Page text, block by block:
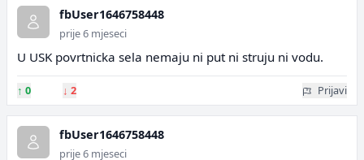
fbUser1646758448
prije 6 mjeseci
U USK povrtnicka sela nemaju ni put ni struju ni vodu.
↑ 0 ↓ 2 Prijavi
fbUser1646758448
prije 6 mjeseci